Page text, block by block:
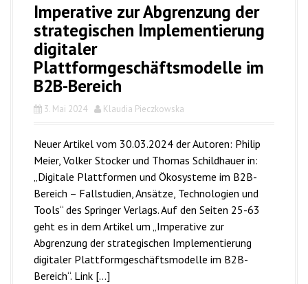
Imperative zur Abgrenzung der
strategischen Implementierung
digitaler
Plattformgeschäftsmodelle im
B2B-Bereich
3. Mai 2024 Klaudia Pieczkowska
Neuer Artikel vom 30.03.2024 der Autoren: Philip
Meier, Volker Stocker und Thomas Schildhauer in:
„Digitale Plattformen und Ökosysteme im B2B-
Bereich – Fallstudien, Ansätze, Technologien und
Tools“ des Springer Verlags. Auf den Seiten 25-63
geht es in dem Artikel um „Imperative zur
Abgrenzung der strategischen Implementierung
digitaler Plattformgeschäftsmodelle im B2B-
Bereich“. Link […]